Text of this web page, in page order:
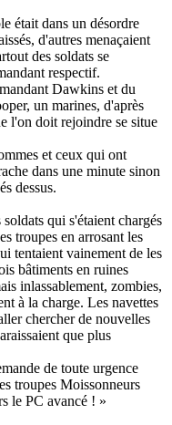
était dans un désordre
d'autres menaçaient
des soldats se
respectif.
Dawkins et du
un marines, d'après
l'on doit rejoindre se situe
et ceux qui ont
dans une minute sinon
dessus.
qui s'étaient chargés
troupes en arrosant les
tentaient vainement de les
bâtiments en ruines
inlassablement, zombies,
à la charge. Les navettes
chercher de nouvelles
que plus
de toute urgence
troupes Moissonneurs
le PC avancé ! »